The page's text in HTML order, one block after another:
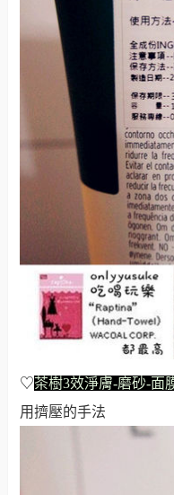
♡茶樹3效淨膚-磨砂-面
用擠壓的手法